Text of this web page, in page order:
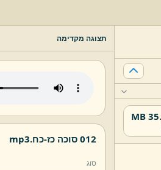
תצוגה מקדימה
012 סוכה כז- כח.mp3
סוג